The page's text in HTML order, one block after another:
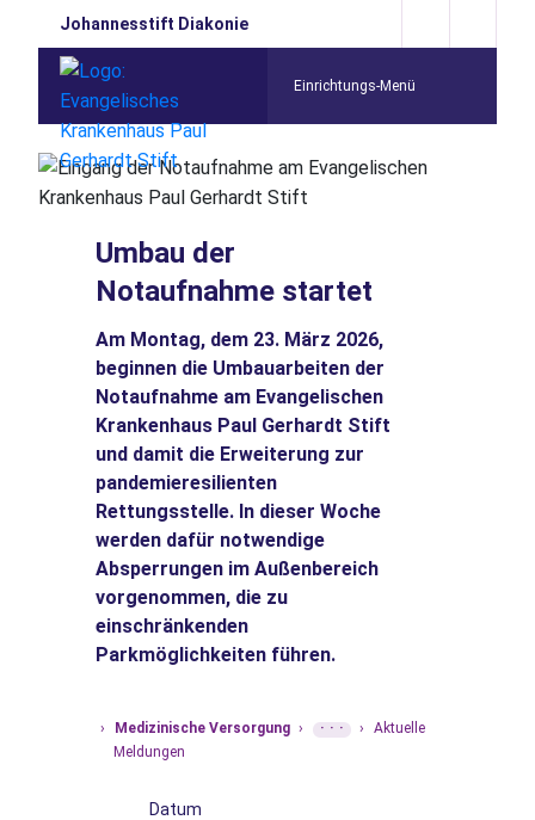
Johannesstift Diakonie
Einrichtungs-Menü
Umbau der
Notaufnahme startet
Am Montag, dem 23. März 2026,
beginnen die Umbauarbeiten der
Notaufnahme am Evangelischen
Krankenhaus Paul Gerhardt Stift
und damit die Erweiterung zur
pandemieresilienten
Rettungsstelle. In dieser Woche
werden dafür notwendige
Absperrungen im Außenbereich
vorgenommen, die zu
einschränkenden
Parkmöglichkeiten führen.
› Medizinische Versorgung › ··· ›
Aktuelle
Meldungen
Datum